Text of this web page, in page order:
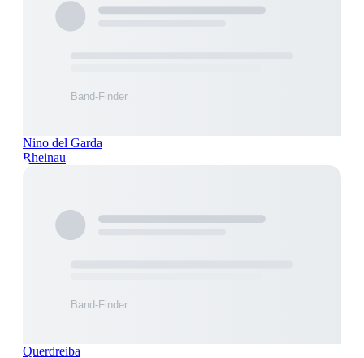
Nino del Garda
Rheinau
Querdreiba